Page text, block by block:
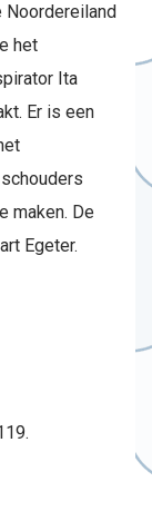
Noordereiland
het
Ita
Er is een
maken. De
Egeter.